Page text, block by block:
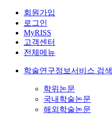
회원가입
로그인
MyRISS
고객센터
전체메뉴
학술연구정보서비스 검색
학위논문
국내학술논문
해외학술논문